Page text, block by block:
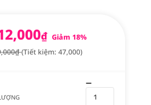
₫ Giảm 18%
(Tiết kiệm: 47,000)